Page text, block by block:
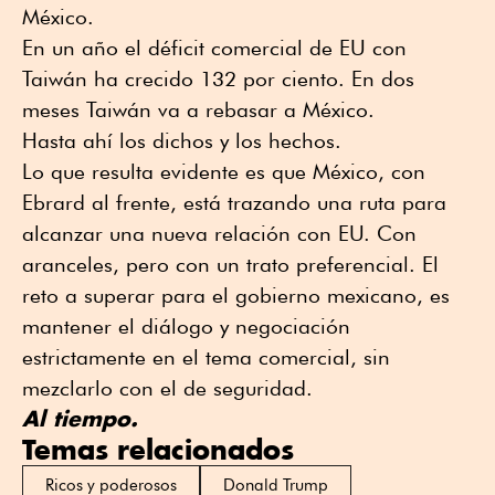
México.
En un año el déficit comercial de EU con
Taiwán ha crecido 132 por ciento. En dos
meses Taiwán va a rebasar a México.
Hasta ahí los dichos y los hechos.
Lo que resulta evidente es que México, con
Ebrard al frente, está trazando una ruta para
alcanzar una nueva relación con EU. Con
aranceles, pero con un trato preferencial. El
reto a superar para el gobierno mexicano, es
mantener el diálogo y negociación
estrictamente en el tema comercial, sin
mezclarlo con el de seguridad.
Al tiempo.
Temas relacionados
Ricos y poderosos
Donald Trump